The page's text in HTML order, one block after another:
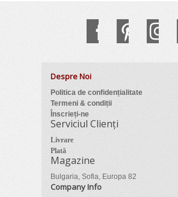
Despre Noi
Politica de confidențialitate
Termeni & condiții
Înscrieți-ne
Serviciul Clienți
Livrare
Plată
Magazine
Bulgaria, Sofia, Europa 82
Company Info